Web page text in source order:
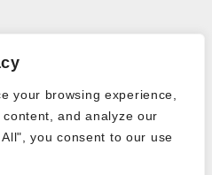
your browsing experience,
and analyze our
you consent to our use